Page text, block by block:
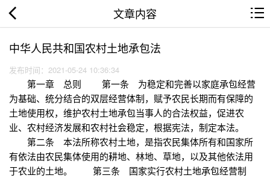
文章内容
中华人民共和国农村土地承包法
发布时间：2021-05-24 10:36:34
第一章 总则 第一条 为稳定和完善以家庭承包经营
为基础、统分结合的双层经营体制，赋予农民长期而有保障的
土地使用权，维护农村土地承包当事人的合法权益，促进农
业、农村经济发展和农村社会稳定，根据宪法，制定本法。
第二条 本法所称农村土地，是指农民集体所有和国家所
有依法由农民集体使用的耕地、林地、草地，以及其他依法用
于农业的土地。 第三条 国家实行农村土地承包经营制